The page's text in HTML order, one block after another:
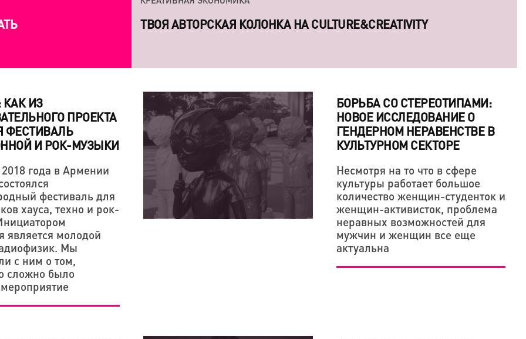
КРЕАТИВНАЯ ЭКОНОМИКА
«СЕРГЕЙ ПАРАДЖАНОВ ОДНАЖДЫ ПООБЕЩАЛ ОТОМСТИТЬ МИРУ
ЛЮБОВЬЮ — НАША ТВОРЧЕСКАЯ ПОЗИЦИЯ ТОЖЕ ДЕРЖИТСЯ НА
ЭТОМ»
КРЕАТИВНАЯ ЭКОНОМИКА
ТВОЯ АВТОРСКАЯ КОЛОНКА НА CULTURE&CREATIVITY
7 КНИГ, КОТОРЫЕ СПОСОБНЫ ЗАВОЕВАТЬ СЕРДЦА КРЕАТИВНЫХ
КАК ИЗ
ПРОЕКТА
ФЕСТИВАЛЬ
И РОК-МУЗЫКИ
2018 года в Армении
фестиваль для
хауса, техно и рок-
является молодой
Мы
с ним о том,
сложно было
БОРЬБА СО СТЕРЕОТИПАМИ:
НОВОЕ ИССЛЕДОВАНИЕ О
ГЕНДЕРНОМ НЕРАВЕНСТВЕ В
КУЛЬТУРНОМ СЕКТОРЕ
Несмотря на то что в сфере
культуры работает большое
количество женщин-студенток и
женщин-активисток, проблема
неравных возможностей для
мужчин и женщин все еще
актуальна